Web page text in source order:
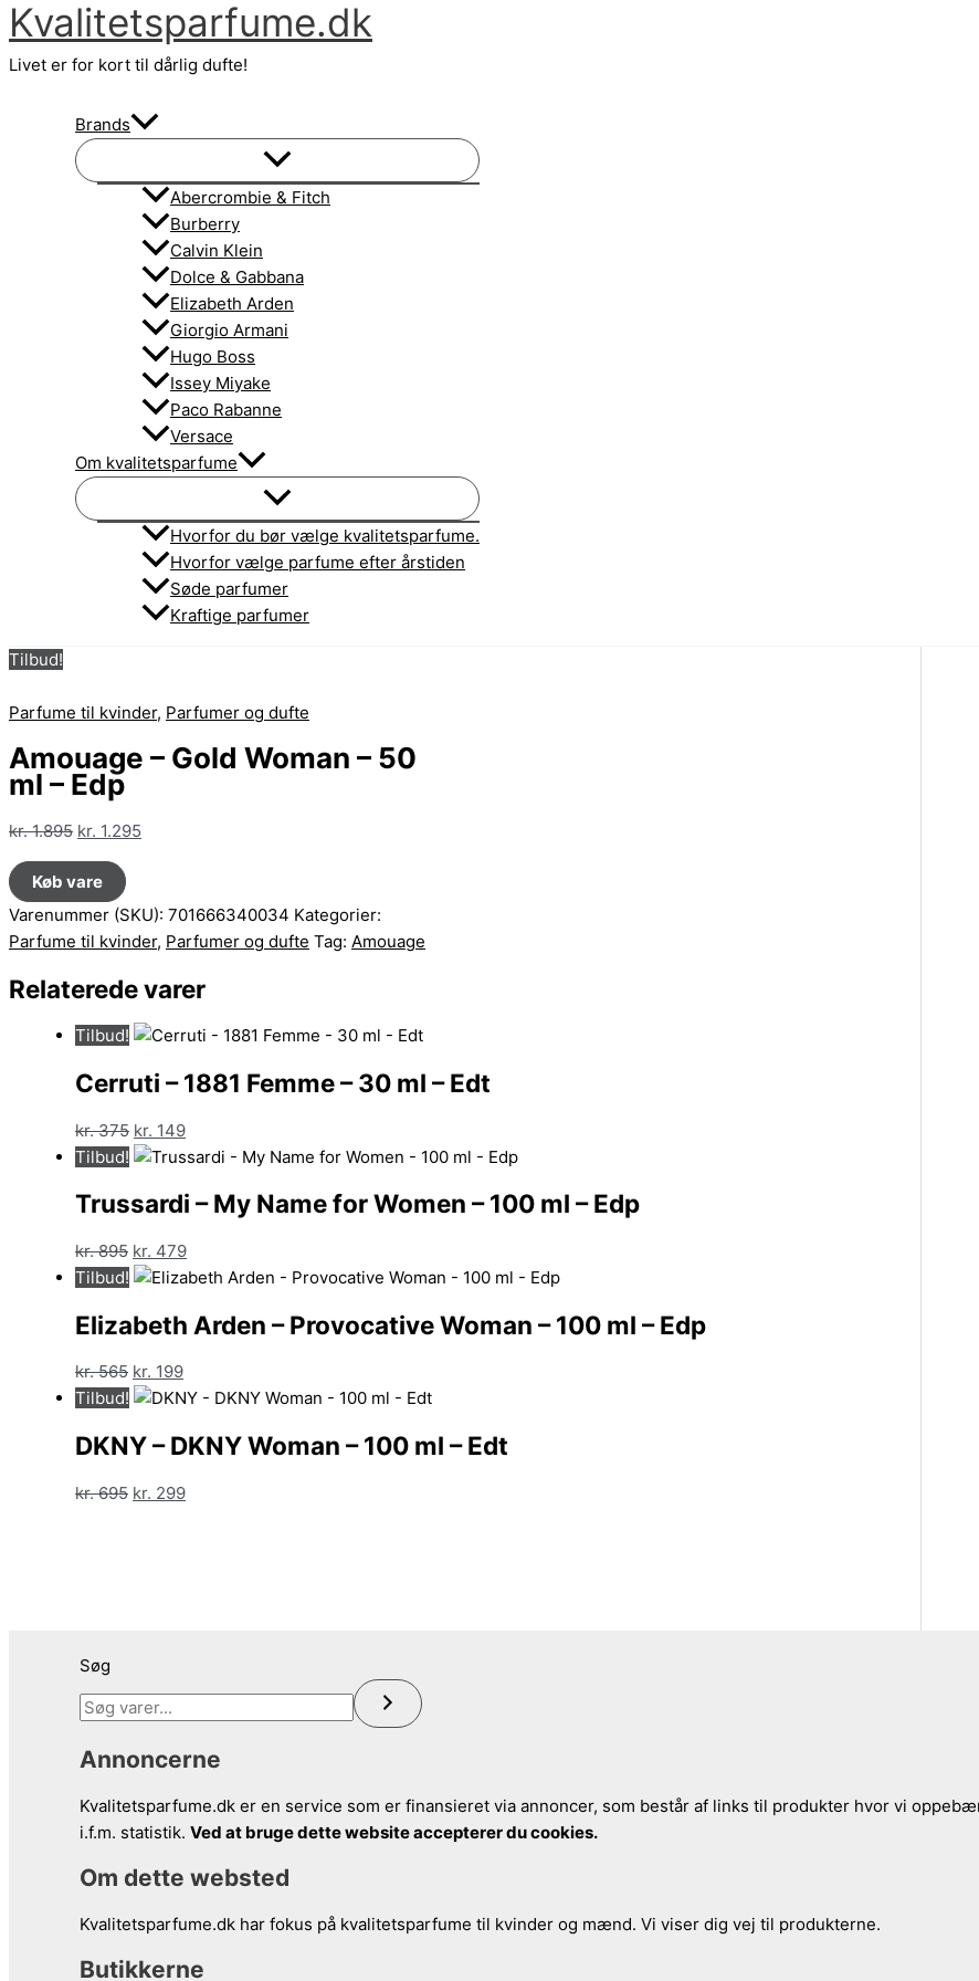
Gå
til
indholdet
Kvalitetsparfume.dk
Livet er for kort til dårlig dufte!
Brands
Abercrombie & Fitch
Burberry
Calvin Klein
Dolce & Gabbana
Elizabeth Arden
Giorgio Armani
Hugo Boss
Issey Miyake
Paco Rabanne
Versace
Om kvalitetsparfume
Hvorfor du bør vælge kvalitetsparfume.
Hvorfor vælge parfume efter årstiden
Søde parfumer
Kraftige parfumer
Tilbud!
Parfume til kvinder, Parfumer og dufte
Amouage – Gold Woman – 50
ml – Edp
kr.1.895 Den
oprindelige
pris
var:
kr. 1.895.
kr. 1.295
er:
kr. 1.295.
Køb vare
Varenummer (SKU): 701666340034 Kategorier:
Parfume til kvinder, Parfumer og dufte Tag: Amouage
Relaterede varer
Tilbud!
Cerruti – 1881 Femme – 30 ml – Edt
kr.375 Den
oprindelige
var:
kr. 149Den
aktuelle
er:
Tilbud!
Trussardi – My Name for Women – 100 ml – Edp
kr.895 Den
oprindelige
var:
kr. 479Den
aktuelle
er:
Tilbud!
Elizabeth Arden – Provocative Woman – 100 ml – Edp
kr.565 Den
oprindelige
var:
kr. 199Den
aktuelle
er:
Tilbud!
DKNY – DKNY Woman – 100 ml – Edt
kr.695 Den
kr. 299Den
Søg
Annoncerne
Kvalitetsparfume.dk er en service som er finansieret via annoncer, som består af links til produkter hvor vi
i.f.m. statistik. Ved at bruge dette website accepterer du cookies.
Om dette websted
Kvalitetsparfume.dk har fokus på kvalitetsparfume til kvinder og mænd. Vi viser dig vej til produkterne.
Butikkerne